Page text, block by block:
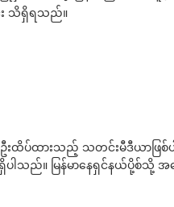
င်း သိရှိရသည်။
ထိပ်ထားသည့် သတင်းမီဒီယာဖြစ်ပ
ပါသည်။ မြန်မာနေရှင်နယ်ပို့စ်သို့